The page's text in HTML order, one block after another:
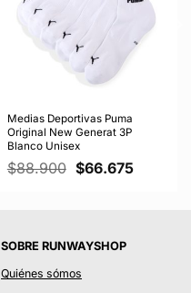
Medias Deportivas Puma
Original New Generat 3P
Blanco Unisex
$88.900 El
precio
$66.675El
SOBRE RUNWAYSHOP
Quiénes sómos